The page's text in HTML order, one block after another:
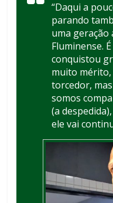
“Daqui a
parando
uma geração
Fluminense.
conquistou
muito mérito,
torcedor,
somos
(a
ele vai